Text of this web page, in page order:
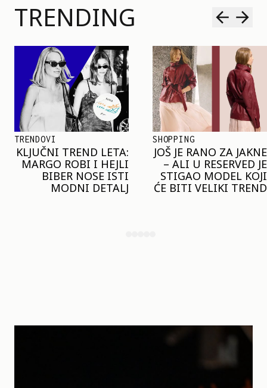
TRENDING
SHOPPING
JOŠ JE RANO ZA JAKNE
– ALI U RESERVED JE
STIGAO MODEL KOJI
ĆE BITI VELIKI TREND
TRENDOVI
NAJVEĆI MIKRO-
TREND SEZONE VAS
POZIVA DA SPOJITE
NESPOJIVO